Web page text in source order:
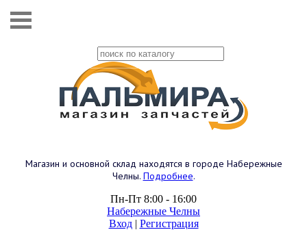
Магазин и основной склад находятся в городе Набережные
Челны. Подробнее.
Пн-Пт 8:00 - 16:00
Набережные Челны
Вход| Регистрация